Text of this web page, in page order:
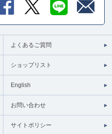
よくあるご質問
ショップリスト
English
お問い合わせ
サイトポリシー